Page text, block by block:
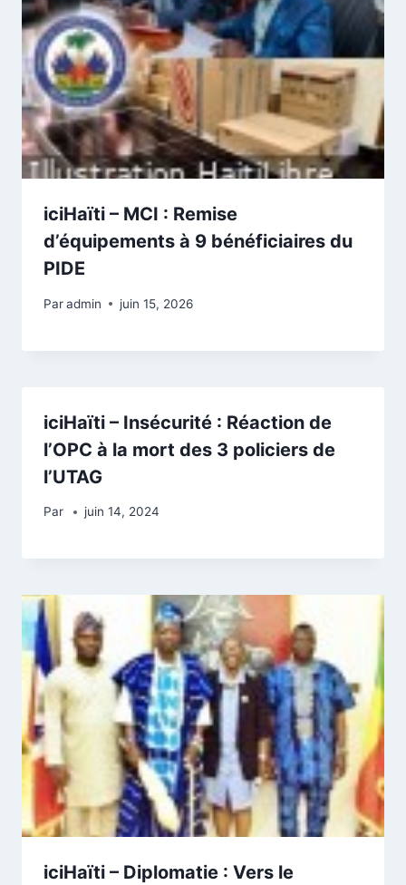
iciHaïti – MCI : Remise
d’équipements à 9 bénéficiaires du
PIDE
Paradmin juin 15, 2026
iciHaïti – Insécurité : Réaction de
l’OPC à la mort des 3 policiers de
l’UTAG
Par juin 14, 2024
iciHaïti – Diplomatie : Vers le